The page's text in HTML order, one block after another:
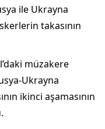
ile Ukrayna
takasının
müzakere
Ukrayna
ikinci aşamasının